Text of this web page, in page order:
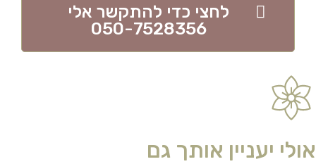
לחצי כדי להתקשר אלי
050-7528356
אולי יעניין אותך גם